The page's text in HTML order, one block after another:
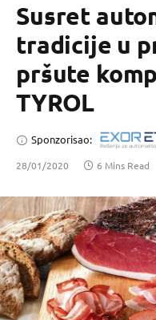
Susret
tradicije u
pršute
TYROL
Sponzorisao:
28/01/2020 6 Mins Read